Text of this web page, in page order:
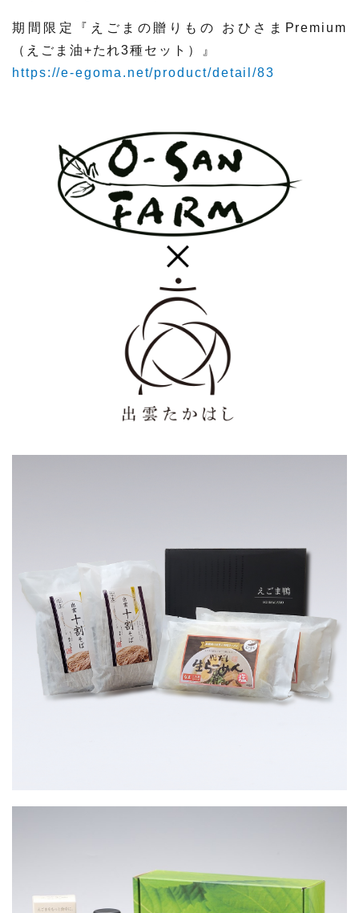
期間限定『えごまの贈りもの おひさまPremium
（えごま油+たれ3種セット）』
https://e-egoma.net/product/detail/83